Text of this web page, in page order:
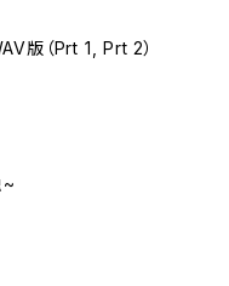
版（Prt 1, Prt 2）